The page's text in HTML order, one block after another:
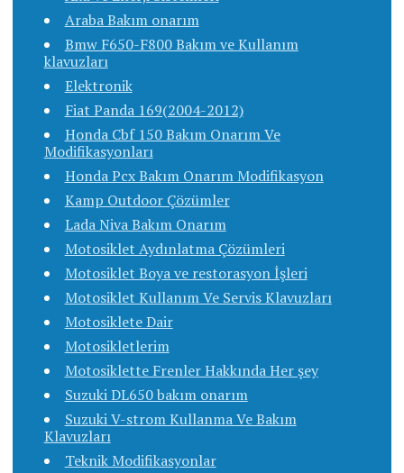
Araba Bakım onarım
Bmw F650-F800 Bakım ve Kullanım
klavuzları
Elektronik
Fiat Panda 169(2004-2012)
Honda Cbf 150 Bakım Onarım Ve
Modifikasyonları
Honda Pcx Bakım Onarım Modifikasyon
Kamp Outdoor Çözümler
Lada Niva Bakım Onarım
Motosiklet Aydınlatma Çözümleri
Motosiklet Boya ve restorasyon İşleri
Motosiklet Kullanım Ve Servis Klavuzları
Motosiklete Dair
Motosikletlerim
Motosiklette Frenler Hakkında Her şey
Suzuki DL650 bakım onarım
Suzuki V-strom Kullanma Ve Bakım
Klavuzları
Teknik Modifikasyonlar